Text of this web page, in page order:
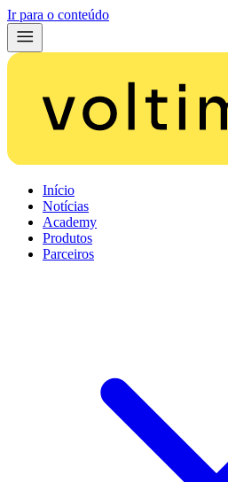
Ir para o conteúdo
Início
Notícias
Academy
Produtos
Parceiros